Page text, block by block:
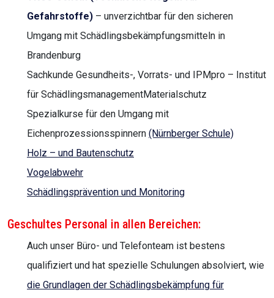
Gefahrstoffe) – unverzichtbar für den sicheren
Umgang mit Schädlingsbekämpfungsmitteln in
Brandenburg
Sachkunde Gesundheits-, Vorrats- und IPMpro – Institut
für SchädlingsmanagementMaterialschutz
Spezialkurse für den Umgang mit
Eichenprozessionsspinnern (Nürnberger Schule)
Holz – und Bautenschutz
Vogelabwehr
Schädlingsprävention und Monitoring
Geschultes Personal in allen Bereichen:
Auch unser Büro- und Telefonteam ist bestens
qualifiziert und hat spezielle Schulungen absolviert, wie
die Grundlagen der Schädlingsbekämpfung für